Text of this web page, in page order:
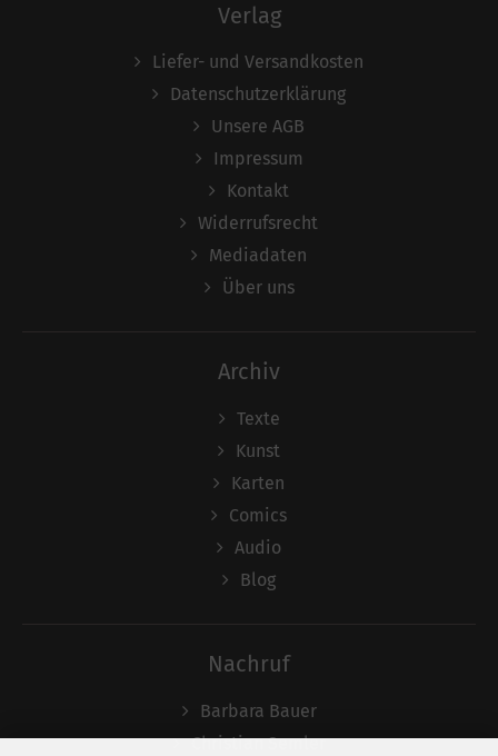
Verlag
Liefer- und Versandkosten
Datenschutzerklärung
Unsere AGB
Impressum
Kontakt
Widerrufsrecht
Mediadaten
Über uns
Archiv
Texte
Kunst
Karten
Comics
Audio
Blog
Nachruf
Barbara Bauer
Christian Semler